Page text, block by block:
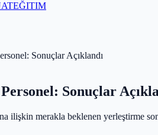
EĞITIM
Sonuçlar Açıklandı
Sonuçlar
ilişkin merakla beklenen yerleştirme